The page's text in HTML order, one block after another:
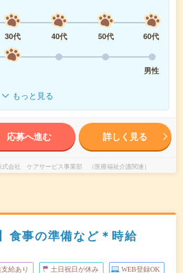
30代 40代 50代
60代
男性
もっと見る
応募へ進む 詳しく見る
式会社 ケアサービス事業部 （医療福祉介護関連）
食事の準備など＊時給
給あり 土日祝日が休み WEB登録OK